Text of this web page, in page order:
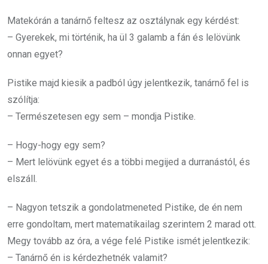
Matekórán a tanárnő feltesz az osztálynak egy kérdést:
– Gyerekek, mi történik, ha ül 3 galamb a fán és lelövünk
onnan egyet?
Pistike majd kiesik a padból úgy jelentkezik, tanárnő fel is
szólítja:
– Természetesen egy sem – mondja Pistike.
– Hogy-hogy egy sem?
– Mert lelövünk egyet és a többi megijed a durranástól, és
elszáll.
– Nagyon tetszik a gondolatmeneted Pistike, de én nem
erre gondoltam, mert matematikailag szerintem 2 marad ott.
Megy tovább az óra, a vége felé Pistike ismét jelentkezik:
– Tanárnő én is kérdezhetnék valamit?